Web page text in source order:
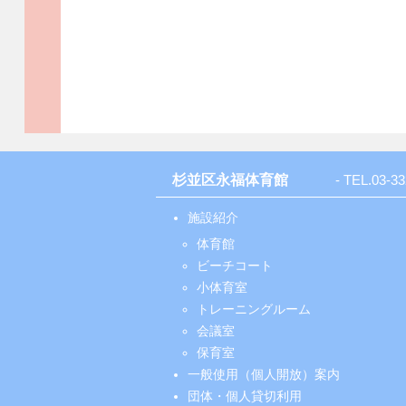
杉並区永福体育館 - TEL.03-
施設紹介
体育館
ビーチコート
小体育室
トレーニングルーム
会議室
保育室
一般使用（個人開放）案内
団体・個人貸切利用